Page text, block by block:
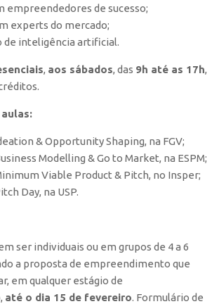
empreendedores de sucesso;
experts do mercado;
de inteligência artificial.
, aos sábados, das 9h até as 17h,
aulas:
& Opportunity Shaping, na FGV;
Modelling & Go to Market, na ESPM;
Viable Product & Pitch, no Insper;
Day, na USP.
ser individuais ou em grupos de 4 a 6
a proposta de empreendimento que
em qualquer estágio de
até o dia 15 de fevereiro. Formulário de